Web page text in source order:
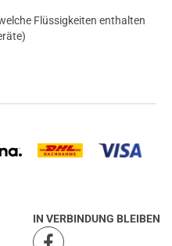
Flüssigkeiten enthalten
IN VERBINDUNG BLEIBEN